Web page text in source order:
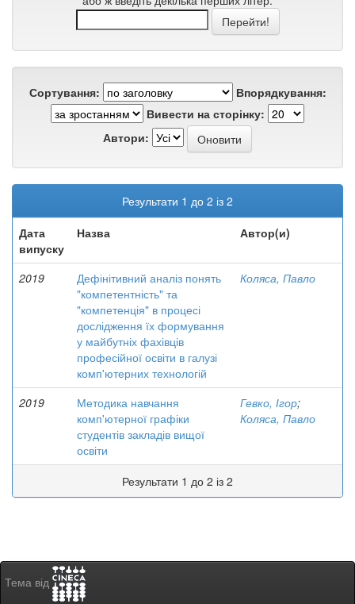
Сортування:
Впорядкування:
Вивести на сторінку:
Автори:
Результати 1 до 2 із 2
Дата
випуску
Назва Автор(и)
2019
Дефінітивний аналіз понять
"компетентність" та
"компетенція" в процесі
дослідження їх формування
у майбутніх фахівців
професійної освіти в галузі
комп'ютерних технологій
Коляса, Павло
2019
Методика навчання
комп'ютерної графіки
студентів закладів вищої
освіти
Гевко, Ігор;
Коляса, Павло
Результати 1 до 2 із 2
Тема від